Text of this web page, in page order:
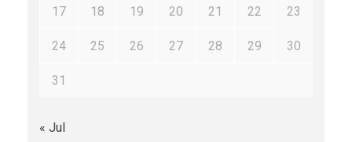
17 18 19 20 21 22 23
24 25 26 27 28 29 30
31
« Jul